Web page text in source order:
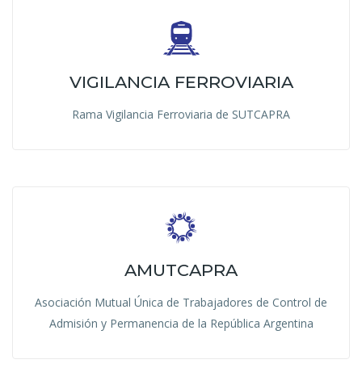
VIGILANCIA FERROVIARIA
Rama Vigilancia Ferroviaria de SUTCAPRA
AMUTCAPRA
Asociación Mutual Única de Trabajadores de Control de
Admisión y Permanencia de la República Argentina